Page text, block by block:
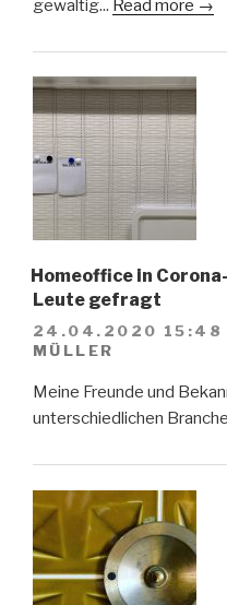
gewaltig... Read more →
Homeoffice in
Leute gefragt
24.04.2020 15:48
MÜLLER
Meine Freunde und
unterschiedlichen